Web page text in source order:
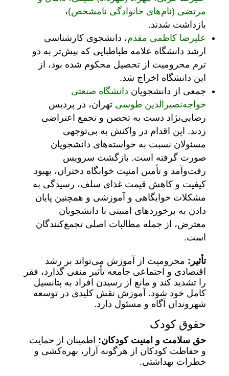
مرتضی (نام‌های خانوادگی نامشخص)،
بازداشت شدند.
علیرضا کاظمی مقدم، دانشجوی کارشناسی
ارشد دانشگاه علامه طباطبایی که پیش‌تر به دو
ترم محرومیت از تحصیل محکوم شده بود، از
این دانشگاه اخراج شد.
جمعی از دانشجویان دانشگاه صنعتی
خواجه‌نصیرالدین طوسی تهران، در پردیس
رضایی‌نژاد دست به تحصن و تجمع اعتراضی
زدند. این اقدام در واکنش به بی‌توجهی
مسئولان نسبت به خواسته‌های دانشجویان
صورت گرفته است. بازگشت سرویس
رفت‌و‌آمد و تأمین امنیت خوابگاه دختران، بهبود
کیفیت و کاهش قیمت غذای سلف، رسیدگی به
مشکلات خوابگاهی و آموزشی و همچنین پایان
دادن به برخوردهای امنیتی با دانشجویان
معترض، از جمله مطالبات اصلی تجمع‌کنندگان
است.
تأثیر: محرومیت از آموزش می‌تواند بر رشد
اقتصادی و اجتماعی جامعه تأثیر منفی گذارد، فقر
را تشدید کند و مانع از رسیدن افراد به پتانسیل
کامل خود شود. آموزش نقش کلیدی در توسعه
شهروندان آگاه و مسئول دارد.
حقوق کودک
حق سلامت و امنیت کودکان: اطمینان از حمایت
و حفاظت کودکان از هرگونه آزار، بهره‌کشی و
خطرات بهداشتی.